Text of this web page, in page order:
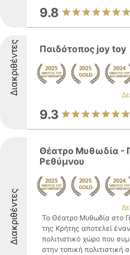
9.8
Διακριθέντες Παιδότοπος joy toy
9.3
Διακριθέντες
Θέατρο Μυθωδία -
Ρεθύμνου
Το Θέατρο Μυθωδία στο
της Κρήτης αποτελεί
πολιτιστικό χώρο που
στην τοπική πολιτιστική